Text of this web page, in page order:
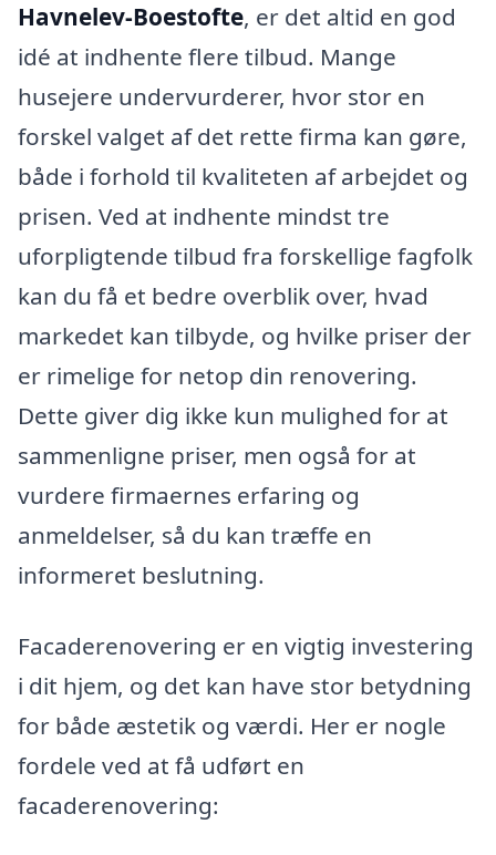
Havnelev-Boestofte, er det altid en god
idé at indhente flere tilbud. Mange
husejere undervurderer, hvor stor en
forskel valget af det rette firma kan gøre,
både i forhold til kvaliteten af arbejdet og
prisen. Ved at indhente mindst tre
uforpligtende tilbud fra forskellige fagfolk
kan du få et bedre overblik over, hvad
markedet kan tilbyde, og hvilke priser der
er rimelige for netop din renovering.
Dette giver dig ikke kun mulighed for at
sammenligne priser, men også for at
vurdere firmaernes erfaring og
anmeldelser, så du kan træffe en
informeret beslutning.
Facaderenovering er en vigtig investering
i dit hjem, og det kan have stor betydning
for både æstetik og værdi. Her er nogle
fordele ved at få udført en
facaderenovering: